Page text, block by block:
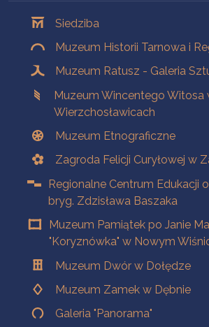
Siedziba
Muzeum Historii Tarnowa i
Muzeum Ratusz - Galeria
Muzeum Wincentego Witosa
Wierzchosławicach
Muzeum Etnograficzne
Zagroda Felicji Curyłowej w
Regionalne Centrum Edukacji
bryg. Zdzisława Baszaka
Muzeum Pamiątek po Janie
"Koryznówka" w Nowym
Muzeum Dwór w Dołędze
Muzeum Zamek w Dębnie
Galeria "Panorama"